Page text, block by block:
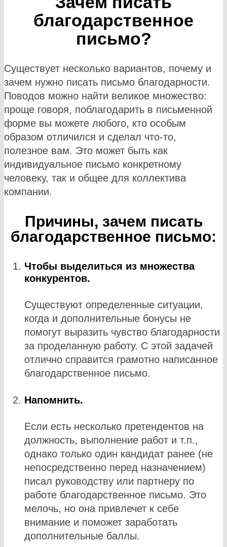
благодарственное
письмо?
Существует несколько вариантов, почему и
зачем нужно писать письмо благодарности.
Поводов можно найти великое множество:
проще говоря, поблагодарить в письменной
форме вы можете любого, кто особым
образом отличился и сделал что-то,
полезное вам. Это может быть как
индивидуальное письмо конкретному
человеку, так и общее для коллектива
компании.
Причины, зачем писать
благодарственное письмо:
Чтобы выделиться из множества
конкурентов.
Существуют определенные ситуации,
когда и дополнительные бонусы не
помогут выразить чувство благодарности
за проделанную работу. С этой задачей
отлично справится грамотно написанное
благодарственное письмо.
Напомнить.
Если есть несколько претендентов на
должность, выполнение работ и т.п.,
однако только один кандидат ранее (не
непосредственно перед назначением)
писал руководству или партнеру по
работе благодарственное письмо. Это
мелочь, но она привлечет к себе
внимание и поможет заработать
дополнительные баллы.